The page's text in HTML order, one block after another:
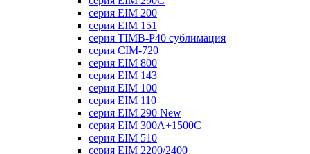
серия EIM 200
серия EIM 151
серия TIMB-P40 сублимация
серия CIM-720
серия EIM 800
серия EIM 143
серия EIM 100
серия EIM 110
серия EIM 290 New
серия EIM 300А+1500С
серия EIM 510
серия EIM 2200/2400